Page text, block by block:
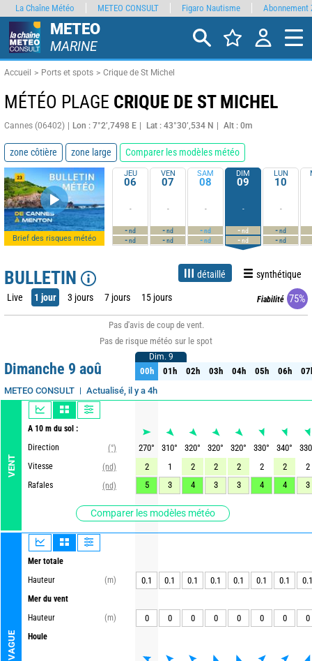
METEO
MARINE
Accueil Ports et spots Crique de St Michel
MÉTÉO PLAGE CRIQUE DE ST MICHEL
Cannes (06402) Lon : 7°2’,7498 E Lat : 43°30’,534 N Alt : 0m
zone côtière zone large Comparer les modèles météo
Brief des risques météo
JEU
06
-
-nd
-nd
VEN
07
-
-nd
-nd
SAM
08
-
-nd
-nd
DIM
09
-
-nd
-nd
LUN
10
-
-nd
-nd
BULLETIN détaillé synthétique
Live 1 jour 3 jours 7 jours 15 jours Fiabilité 75%
Pas d'avis de coup de vent.
Pas de risque météo sur le spot
Dimanche 9 aoû
METEO CONSULT Actualisé, il y a 4h
VENT
A 10 m du sol :
Direction
(°)
Vitesse
(nd)
Rafales
(nd)
Comparer les modèles météo
VAGUE
Mer totale
Hauteur
(m)
Mer du vent
Hauteur
(m)
Houle
Dim. 9
00h 01h 02h 03h 04h 05h 06h
Dim. 9
00h 01h 02h 03h 04h 05h 06h
270° 310° 320° 320° 320° 330° 340°
330
2
1 2 2 2 2 2
2
5
3 4 3 3 4 4 3
0.1 0.1 0.1 0.1 0.1 0.1 0.1 0.1
0 0 0 0 0 0 0 0
La Chaîne Météo METEO CONSULT Figaro Nautisme Abonnement